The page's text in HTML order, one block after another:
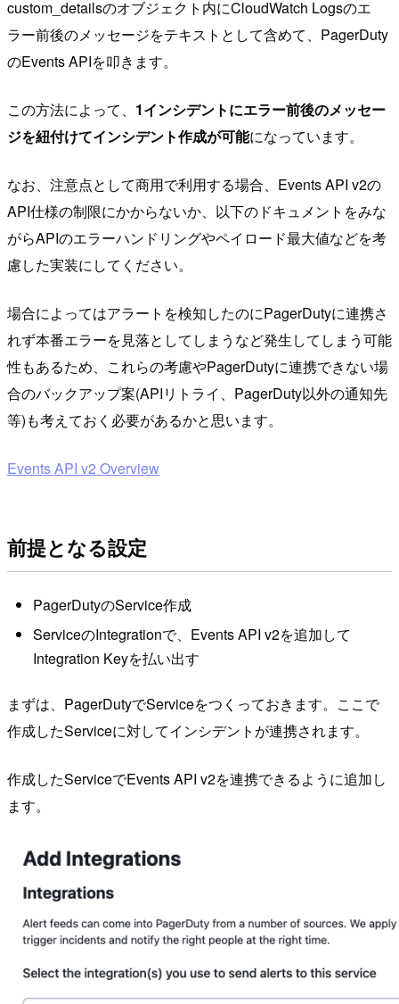
custom_detailsのオブジェクト内にCloudWatch Logsのエ
ラー前後のメッセージをテキストとして含めて、PagerDuty
のEvents APIを叩きます。
この方法によって、 1インシデントにエラー前後のメッセー
ジを紐付けてインシデント作成が可能になっています。
なお、注意点として商用で利用する場合、Events API v2の
API仕様の制限にかからないか、以下のドキュメントをみな
がらAPIのエラーハンドリングやペイロード最大値などを考
慮した実装にしてください。
場合によってはアラートを検知したのにPagerDutyに連携さ
れず本番エラーを見落としてしまうなど発生してしまう可能
性もあるため、これらの考慮やPagerDutyに連携できない場
合のバックアップ案(APIリトライ、PagerDuty以外の通知先
等)も考えておく必要があるかと思います。
Events API v2 Overview
前提となる設定
PagerDutyのService作成
ServiceのIntegrationで、Events API v2を追加して
Integration Keyを払い出す
まずは、PagerDutyでServiceをつくっておきます。ここで
作成したServiceに対してインシデントが連携されます。
作成したServiceでEvents API v2を連携できるように追加し
ます。